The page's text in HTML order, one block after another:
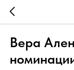
Вера